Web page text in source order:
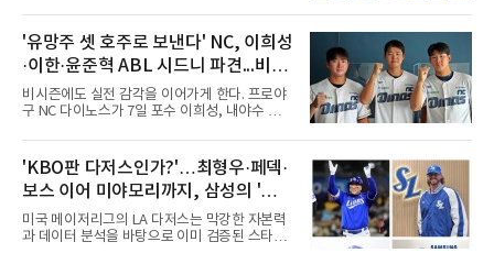
투수 미야지 유라(일본)를 한국야구위원회
(KBO)에 웨이버 공시 요청하고, 일본 출신 투수
미야모리 사토시를 올 시즌 남은 기간 이적료 포
함 총 7만3천달러에 영입했다고 발표했다.미야
모리의 경력은 이렇다. 우완인 그는 2022년 일본
프로야구 라쿠텐 골든이글스에 입단해 2025년
까지 1군에서 69경기 2승 3패 10홀드 1세이브
5승 5패 평균자책점 4.36을 남겼다. 그는 치열하
게 우승 경쟁을 하는 팀에서 뛰게
'유망주 셋 호주로 보낸다' NC, 이희성
·이한·윤준혁 ABL 시드니 파견...비시
즌 실전 경험
비시즌에도 실전 감각을 이어가게 한다. 프로야
구 NC 다이노스가 7일 포수 이희성, 내야수 이
시드니 블루삭스에 파견한다고 밝혔다.세 선수
는 11월 12일 호주로 출국해 ABL 정규리그 일정
을 소화한 뒤 내년 2월 귀국한다. NC는 비시즌
기간 유망주들에게 실전 경기 경험을 주기 위해
파견 프로그램을 진행하게 됐다고 전했다.이는
처음이 아니다. NC는 2022년 질롱 코리아,
2023년 브리즈번 밴디츠, 2024년 퍼스 히트 등
'KBO판 다저스인가?'…최형우·페덱·
보스 이어 미야모리까지, 삼성의 '스펙
만렙' 승부수
미국 메이저리그의 LA 다저스는 막강한 자본력
과 데이터 분석을 바탕으로 이미 검증된 스타들